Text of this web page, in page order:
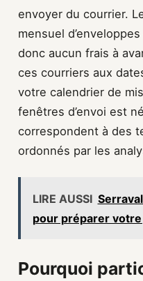
envoyer du courrier.
mensuel
donc aucun frais à
ces courriers aux
votre calendrier de
fenêtres d’envoi est
correspondent à des
ordonnés par les
LIRE AUSSI
pour préparer
Pourquoi